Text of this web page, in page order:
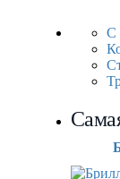
С